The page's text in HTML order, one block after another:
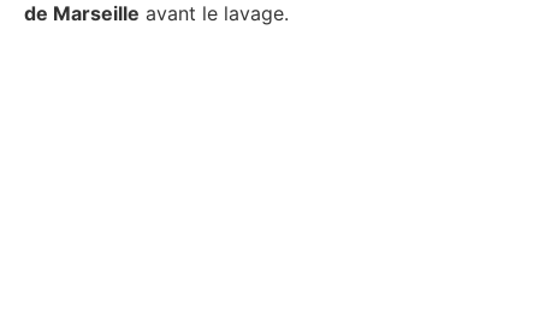
de Marseille avant le lavage.